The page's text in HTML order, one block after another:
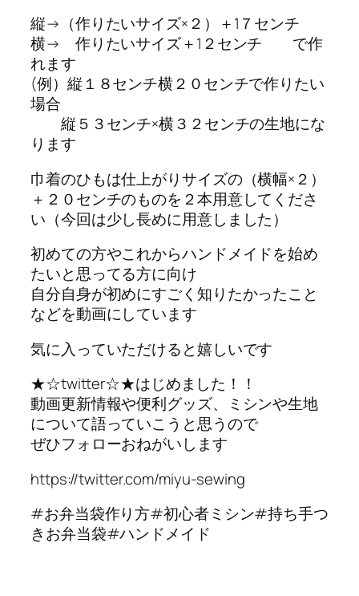
縦→（作りたいサイズ×２）＋1７センチ
横→ 作りたいサイズ＋1２センチ で作
れます
(例）縦１８センチ横２０センチで作りたい
場合
縦５３センチ×横３２センチの生地にな
ります
巾着のひもは仕上がりサイズの（横幅×２）
＋２０センチのものを２本用意してくださ
い（今回は少し長めに用意しました）
初めての方やこれからハンドメイドを始め
たいと思ってる方に向け
自分自身が初めにすごく知りたかったこと
などを動画にしています
気に入っていただけると嬉しいです
★☆twitter☆★はじめました！！
動画更新情報や便利グッズ、ミシンや生地
について語っていこうと思うので
ぜひフォローおねがいします
https://twitter.com/miyu-sewing
#お弁当袋作り方#初心者ミシン#持ち手つ
きお弁当袋#ハンドメイド